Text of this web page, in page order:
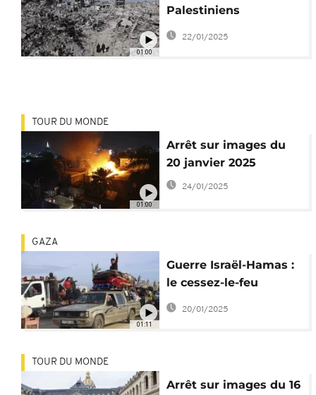
01:00
Palestiniens
retrouvent leurs
maisons détruites
22/01/2025
01:00
TOUR DU MONDE
Arrêt sur images du
20 janvier 2025
24/01/2025
01:11
GAZA
Guerre Israël-Hamas :
le cessez-le-feu
officiellement en
20/01/2025
TOUR DU MONDE
Arrêt sur images du 16